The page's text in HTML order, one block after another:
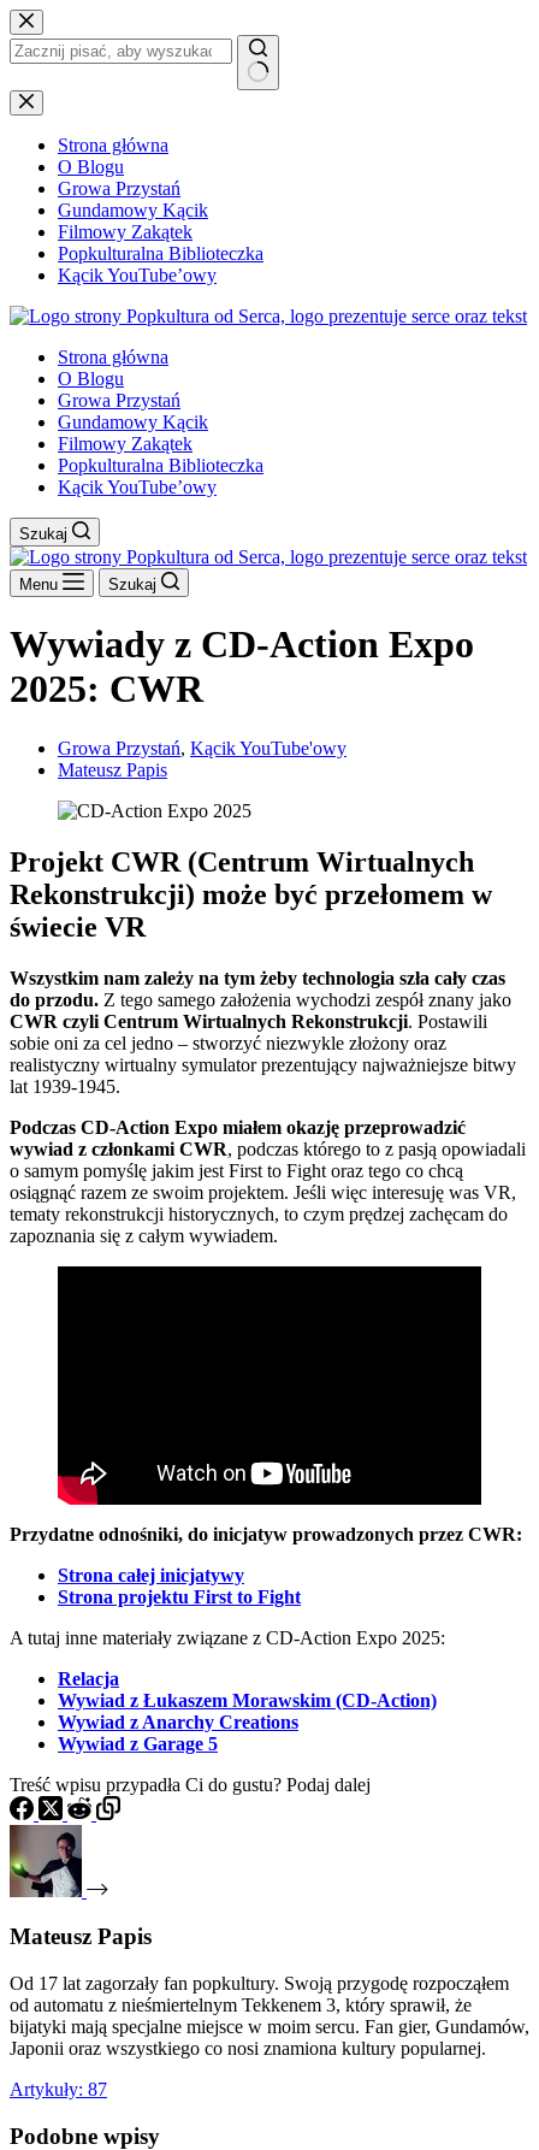
Przejdź
do
treści
Brak
wyników
Strona główna
O Blogu
Growa Przystań
Gundamowy Kącik
Filmowy Zakątek
Popkulturalna Biblioteczka
Kącik YouTube’owy
Strona główna
O Blogu
Growa Przystań
Gundamowy Kącik
Filmowy Zakątek
Popkulturalna Biblioteczka
Kącik YouTube’owy
Szukaj
Menu Szukaj
Wywiady z CD-Action Expo
2025: CWR
Growa Przystań, Kącik YouTube'owy
Mateusz Papis
Projekt CWR (Centrum Wirtualnych
Rekonstrukcji) może być przełomem w
świecie VR
Wszystkim nam zależy na tym żeby technologia szła cały czas
do przodu. Z tego samego założenia wychodzi zespół znany jako
CWR czyli Centrum Wirtualnych Rekonstrukcji. Postawili
sobie oni za cel jedno – stworzyć niezwykle złożony oraz
realistyczny wirtualny symulator prezentujący najważniejsze bitwy
lat 1939-1945.
Podczas CD-Action Expo miałem okazję przeprowadzić
wywiad z członkami CWR, podczas którego to z pasją opowiadali
o samym pomyślę jakim jest First to Fight oraz tego co chcą
osiągnąć razem ze swoim projektem. Jeśli więc interesuję was VR,
tematy rekonstrukcji historycznych, to czym prędzej zachęcam do
zapoznania się z całym wywiadem.
Przydatne odnośniki, do inicjatyw prowadzonych przez CWR:
Strona całej inicjatywy
Strona projektu First to Fight
A tutaj inne materiały związane z CD-Action Expo 2025:
Relacja
Wywiad z Łukaszem Morawskim (CD-Action)
Wywiad z Anarchy Creations
Wywiad z Garage 5
Treść wpisu przypadła Ci do gustu? Podaj dalej
Mateusz Papis
Od 17 lat zagorzały fan popkultury. Swoją przygodę rozpocząłem
od automatu z nieśmiertelnym Tekkenem 3, który sprawił, że
bijatyki mają specjalne miejsce w moim sercu. Fan gier, Gundamów,
Japonii oraz wszystkiego co nosi znamiona kultury popularnej.
Artykuły: 87
Podobne wpisy